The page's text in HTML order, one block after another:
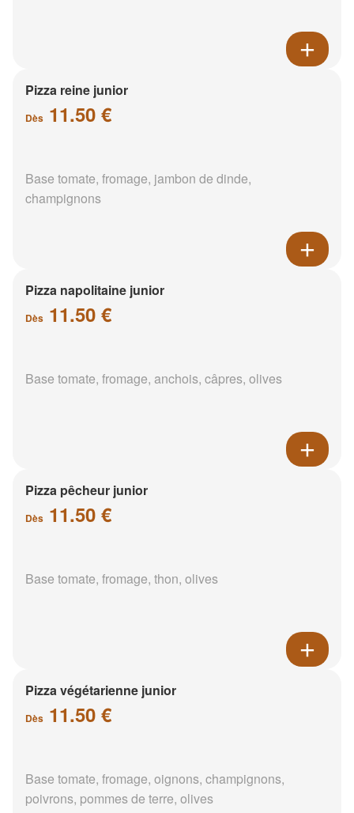
Pizza reine junior
Dès 11.50 €
Base tomate, fromage, jambon de dinde,
champignons
Pizza napolitaine junior
Dès 11.50 €
Base tomate, fromage, anchois, câpres, olives
Pizza pêcheur junior
Dès 11.50 €
Base tomate, fromage, thon, olives
Pizza végétarienne junior
Dès 11.50 €
Base tomate, fromage, oignons, champignons,
poivrons, pommes de terre, olives